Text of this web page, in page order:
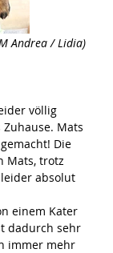
Andrea / Lidia)
völlig
Mats
Die
Mats, trotz
absolut
einem Kater
dadurch sehr
immer mehr